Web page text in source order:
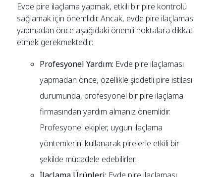
Evde pire ilaçlama yapmak, etkili bir pire kontrolü
sağlamak için önemlidir. Ancak, evde pire ilaçlaması
yapmadan önce aşağıdaki önemli noktalara dikkat
etmek gerekmektedir:
Profesyonel Yardım: Evde pire ilaçlaması
yapmadan önce, özellikle şiddetli pire istilası
durumunda, profesyonel bir pire ilaçlama
firmasından yardım almanız önemlidir.
Profesyonel ekipler, uygun ilaçlama
yöntemlerini kullanarak pirelerle etkili bir
şekilde mücadele edebilirler.